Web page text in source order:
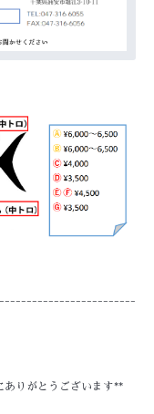
ありがとうございます**